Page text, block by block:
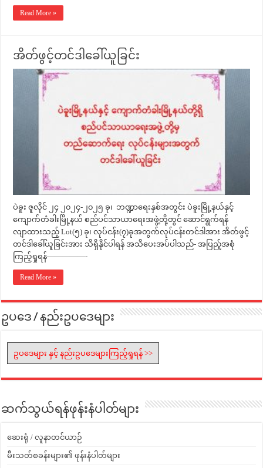
Read More »
အိတ်ဖွင့်တင်ဒါခေါ်ယူခြင်း
ပဲခူး ဇူလိုင် ၂၄ ၂၀၂၄-၂၀၂၅ ခု၊ ဘဏ္ဍာရေးနှစ်အတွင်း ပဲခူးမြို့နယ်နှင့်
‌ကျောက်တံခါးမြို့နယ် စည်ပင်သာယာရေးအဖွဲ့တို့တွင် ဆောင်ရွက်ရန်
လျာထားသည့် Lot(၅) ခု၊ လုပ်ငန်း(၇)ခုအတွက်လုပ်ငန်းတင်ဒါအား အိတ်ဖွင့်
တင်ဒါခေါ်ယူခြင်းအား သိရှိနိုင်ပါရန် အသိပေးအပ်ပါသည်- အပြည့်အစုံ
ကြည့်ရှုရန်—————-
Read More »
ဥပဒေ / နည်းဥပဒေများ
ဥပဒေများ နှင့် နည်းဥပဒေများကြည့်ရှုရန် >>
ဆက်သွယ်ရန်ဖုန်းနံပါတ်များ
ဆေးရုံ / လူနာတင်ယာဉ်
မီးသတ်စခန်းများ၏ ဖုန်းနံပါတ်များ